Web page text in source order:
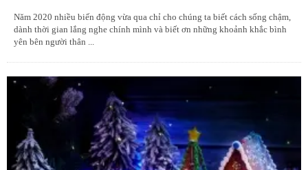
Năm 2020 nhiều biến động vừa qua chỉ cho chúng ta biết cách sống chậm,
dành thời gian lắng nghe chính mình và biết ơn những khoảnh khắc bình
yên bên người thân